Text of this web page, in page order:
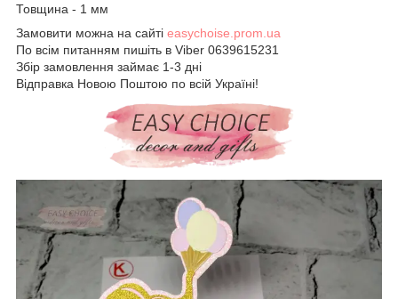
Товщина - 1 мм
Замовити можна на сайті easychoise.prom.ua
По всім питанням пишіть в Viber 0639615231
Збір замовлення займає 1-3 дні
Відправка Новою Поштою по всій Україні!